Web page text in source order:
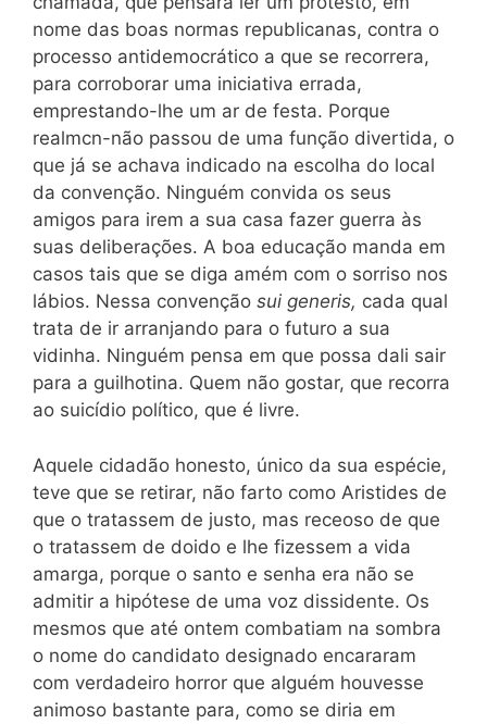
nome das boas normas republicanas, contra o
processo antidemocrático a que se recorrera,
para corroborar uma iniciativa errada,
emprestando-lhe um ar de festa. Porque
realmcn-não passou de uma função divertida, o
que já se achava indicado na escolha do local
da convenção. Ninguém convida os seus
amigos para irem a sua casa fazer guerra às
suas deliberações. A boa educação manda em
casos tais que se diga amém com o sorriso nos
lábios. Nessa convenção sui generis, cada qual
trata de ir arranjando para o futuro a sua
vidinha. Ninguém pensa em que possa dali sair
para a guilhotina. Quem não gostar, que recorra
ao suicídio político, que é livre.
Aquele cidadão honesto, único da sua espécie,
teve que se retirar, não farto como Aristides de
que o tratassem de justo, mas receoso de que
o tratassem de doido e lhe fizessem a vida
amarga, porque o santo e senha era não se
admitir a hipótese de uma voz dissidente. Os
mesmos que até ontem combatiam na sombra
o nome do candidato designado encararam
com verdadeiro horror que alguém houvesse
animoso bastante para, como se diria em